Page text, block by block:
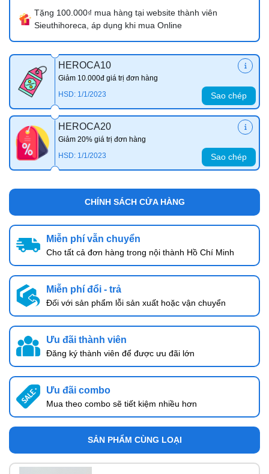
Tặng 100.000₫ mua hàng tại website thành viên
Sieuthihoreca, áp dụng khi mua Online
HEROCA10
Giảm 10.000đ giá trị đơn hàng
HSD: 1/1/2023
Sao chép
HEROCA20
Giảm 20% giá trị đơn hàng
HSD: 1/1/2023
Sao chép
CHÍNH SÁCH CỬA HÀNG
Miễn phí vẫn chuyển
Cho tất cả đơn hàng trong nội thành Hồ Chí Minh
Miễn phí đổi - trả
Đối với sản phẩm lỗi sản xuất hoặc vận chuyển
Ưu đãi thành viên
Đăng ký thành viên để được ưu đãi lớn
Ưu đãi combo
Mua theo combo sẽ tiết kiệm nhiều hơn
SẢN PHẨM CÙNG LOẠI